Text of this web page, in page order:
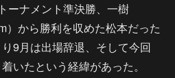
ーナメント準決勝、一樹
）から勝利を収めた松本だった
9月は出場辞退、そして今回
いたという経緯があった。